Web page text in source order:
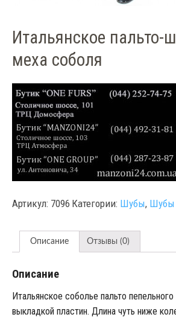
Итальянское пальто-
меха соболя
Артикул: 7096 Категории: Шубы, Шубы
Описание Отзывы (0)
Описание
Итальянское соболье пальто
выкладкой пластин. Длина чуть ниже